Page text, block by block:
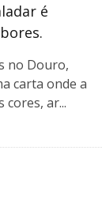
é
no Douro,
carta onde a
cores, ar...